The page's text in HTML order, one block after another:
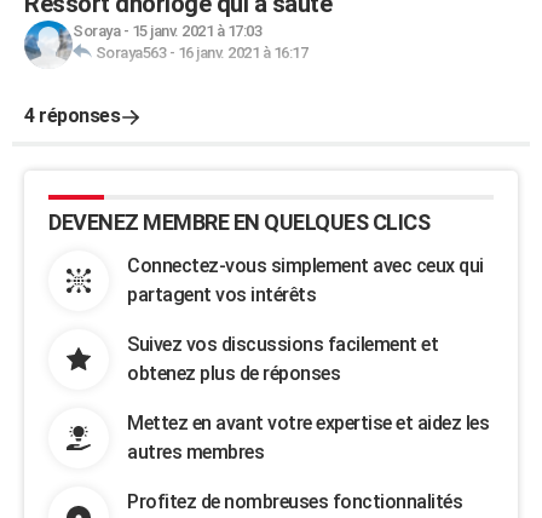
Soraya- 15 janv. 2021 à 17:03
Soraya563- 16 janv. 2021 à 16:17
4 réponses
DEVENEZ MEMBRE EN QUELQUES CLICS
Connectez-vous simplement avec ceux qui
partagent vos intérêts
Suivez vos discussions facilement et
obtenez plus de réponses
Mettez en avant votre expertise et aidez les
autres membres
Profitez de nombreuses fonctionnalités